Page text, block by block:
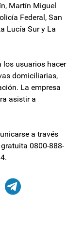
Martín Miguel
Federal, San
Lucía Sur y La
los usuarios hacer
domiciliarias,
La empresa
asistir a
a través
0800-888-